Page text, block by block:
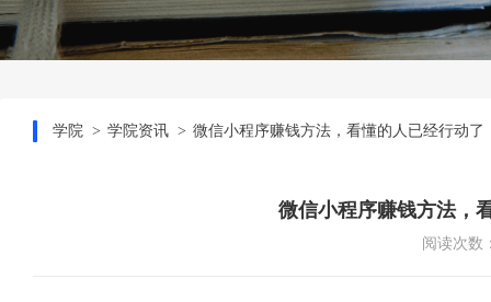
学院 学院资讯 微信小程序赚钱方法，看懂的人已经行动了
微信小程序赚钱方法，
阅读次数